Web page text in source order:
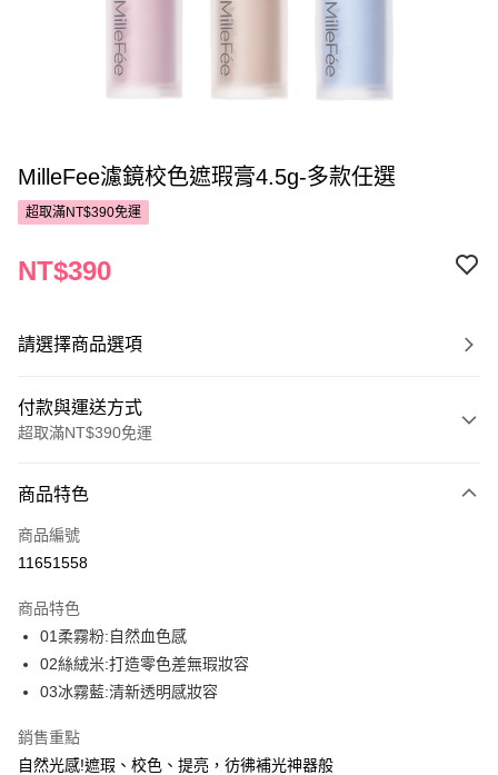
MilleFee濾鏡校色遮瑕膏4.5g-多款任選
超取滿NT$390免運
NT$390
請選擇商品選項
付款與運送方式
超取滿NT$390免運
POYA支付
信用卡一次付款
LINE Pay
Apple Pay
悠遊付
商品特色
商品編號
11651558
商品特色
01柔霧粉:自然血色感
02絲絨米:打造零色差無瑕妝容
03冰霧藍:清新透明感妝容
銷售重點
自然光感!遮瑕、校色、提亮，彷彿補光神器般